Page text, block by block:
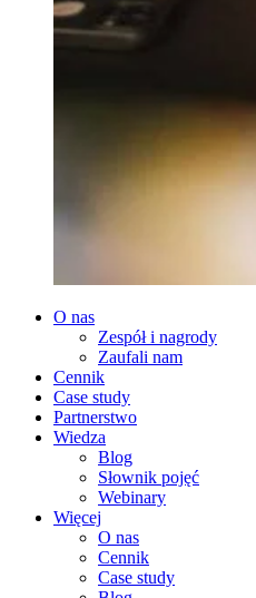
O nas
Zespół i nagrody
Zaufali nam
Cennik
Case study
Partnerstwo
Wiedza
Blog
Słownik pojęć
Webinary
Więcej
O nas
Cennik
Case study